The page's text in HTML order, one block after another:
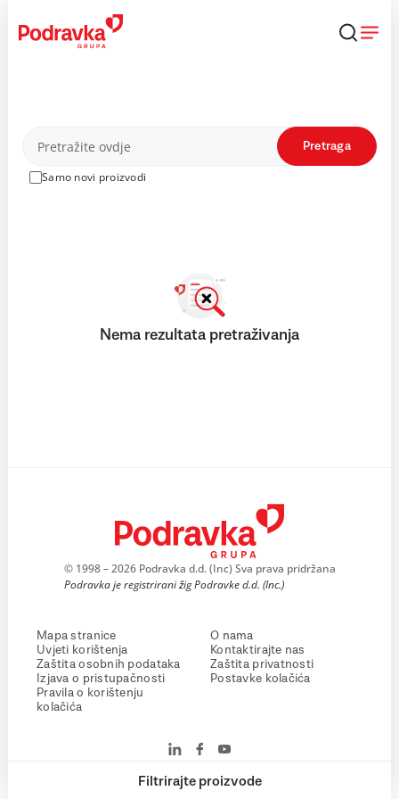
content
Proizvodi
Samo novi proizvodi
Pretraga
Filtrirajte proizvode
Nema rezultata pretraživanja
© 1998 – 2026 Podravka d.d. (Inc) Sva prava pridržana
Podravka je registrirani žig Podravke d.d. (Inc.)
Mapa stranice
Uvjeti korištenja
Zaštita osobnih podataka
Izjava o pristupačnosti
Pravila o korištenju
kolačića
O nama
Kontaktirajte nas
Zaštita privatnosti
Postavke kolačića